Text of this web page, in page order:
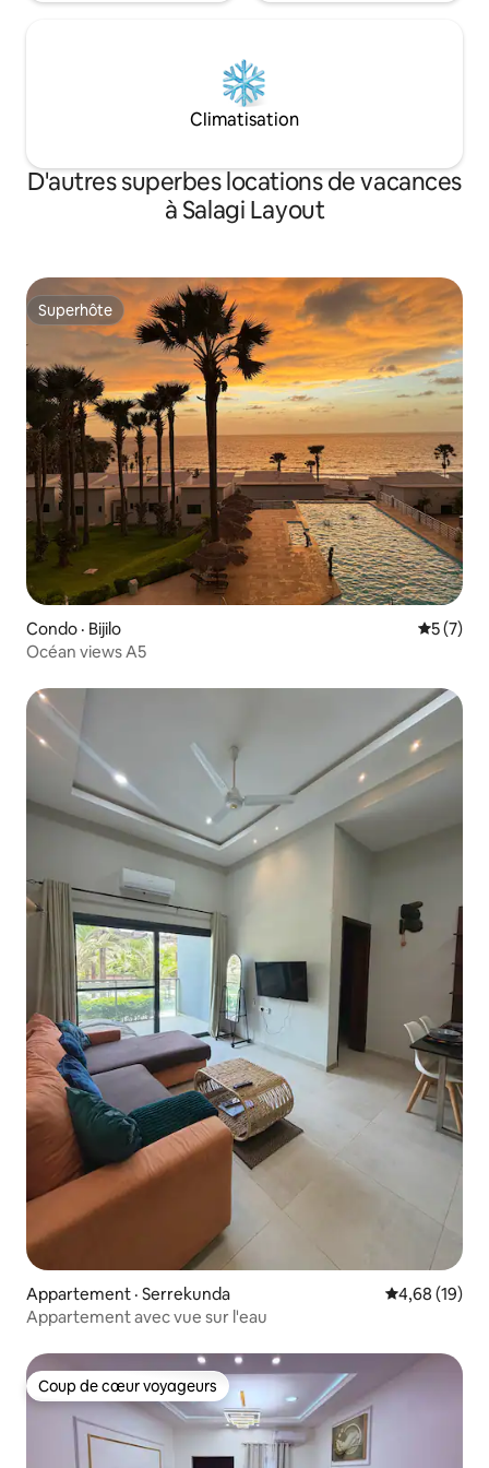
Climatisation
D'autres superbes locations de vacances
à Salagi Layout
Superhôte
Superhôte
Condo · Bijilo Note
5 (7)
Océan views A5
Appartement · Serrekunda Note
4,68 (19)
Appartement avec vue sur l'eau
Coup de cœur voyageurs
Coup de cœur voyageurs